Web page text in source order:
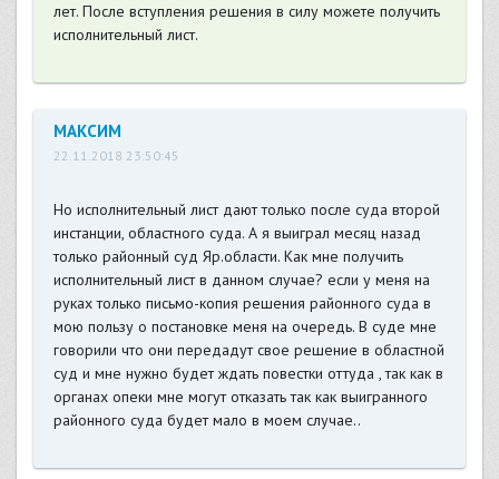
лет. После вступления решения в силу можете получить
исполнительный лист.
МАКСИМ
22.11.2018 23:50:45
Но исполнительный лист дают только после суда второй
инстанции, областного суда. А я выиграл месяц назад
только районный суд Яр.области. Как мне получить
исполнительный лист в данном случае? если у меня на
руках только письмо-копия решения районного суда в
мою пользу о постановке меня на очередь. В суде мне
говорили что они передадут свое решение в областной
суд и мне нужно будет ждать повестки оттуда , так как в
органах опеки мне могут отказать так как выигранного
районного суда будет мало в моем случае..